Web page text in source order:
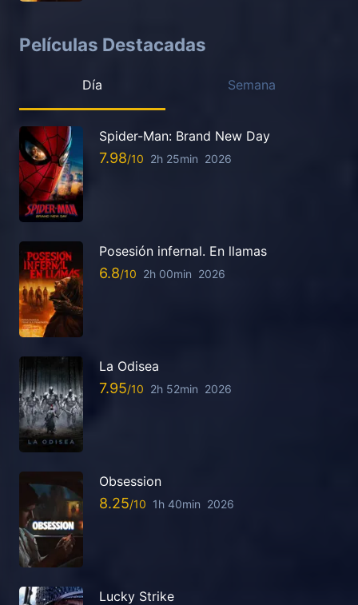
Películas Destacadas
Día Semana
Spider-Man: Brand New Day
7.98 2h 25min 2026
Posesión infernal. En llamas
6.8 2h 00min 2026
La Odisea
7.95 2h 52min 2026
Obsession
8.25 1h 40min 2026
Lucky Strike